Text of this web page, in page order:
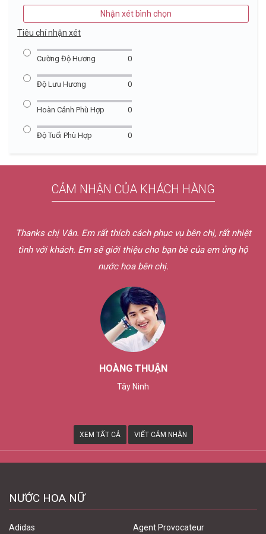
Nhận xét bình chọn
Tiêu chí nhận xét
Cường Độ Hương 0
Độ Lưu Hương 0
Hoàn Cảnh Phù Hợp 0
Độ Tuổi Phù Hợp 0
CẢM NHẬN CỦA KHÁCH HÀNG
Thanks chị Vân. Em rất thích cách phục vụ bên chị, rất nhiệt
tình với khách. Em sẽ giới thiệu cho bạn bè của em ủng hộ
nước hoa bên chị.
HOÀNG THUẬN
Tây Ninh
XEM TẤT CẢ VIẾT CẢM NHẬN
NƯỚC HOA NỮ
Adidas
Agent Provocateur